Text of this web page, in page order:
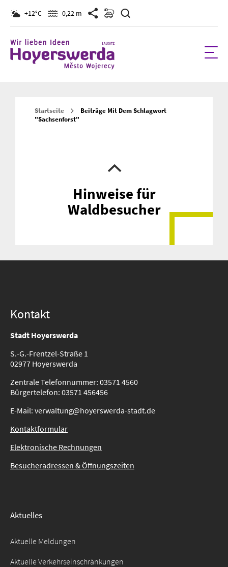
+12°C 0,22 m
Startseite
Beiträge Mit Dem Schlagwort
"sachsenforst"
Hinweise für
Waldbesucher
Kontakt
Stadt Hoyerswerda
S.-G.-Frentzel-Straße 1
02977 Hoyerswerda
Zentrale Telefonnummer: 03571 4560
Bürgertelefon: 03571 456456
E-Mail: verwaltung@hoyerswerda-stadt.de
Kontaktformular
Elektronische Rechnungen
Besucheradressen & Öffnungszeiten
Aktuelles
Aktuelle Meldungen
Aktuelle Verkehrseinschränkungen